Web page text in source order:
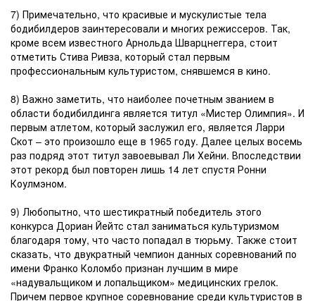
7) Примечательно, что красивые и мускулистые тела
бодибилдеров заинтересовали и многих режиссеров. Так,
кроме всем известного Арнольда Шварцнеггера, стоит
отметить Стива Ривза, который стал первым
профессиональным культуристом, снявшемся в кино.
8) Важно заметить, что наиболее почетным званием в
области бодибилдинга является титул «Мистер Олимпия». И
первым атлетом, который заслужил его, является Ларри
Скот – это произошло еще в 1965 году. Далее целых восемь
раз подряд этот титул завоевывал Ли Хейни. Впоследствии
этот рекорд был повторен лишь 14 лет спустя Ронни
Коулмэном.
9) Любопытно, что шестикратный победитель этого
конкурса Дориан Йейтс стал заниматься культуризмом
благодаря тому, что часто попадал в тюрьму. Также стоит
сказать, что двукратный чемпион данных соревнований по
имени Франко Коломбо признан лучшим в мире
«надувальщиком и лопальщиком» медицинских грелок.
Причем первое крупное соревнование среди культуристов в